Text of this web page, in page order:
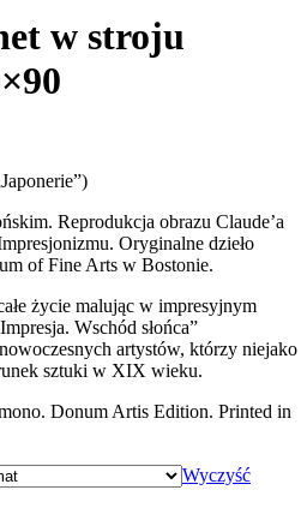
w stroju
Reprodukcja obrazu Claude’a
Oryginalne dzieło
of Fine Arts w Bostonie.
życie malując w impresyjnym
Wschód słońca”
artystów, którzy niejako
sztuki w XIX wieku.
Donum Artis Edition. Printed in
Wyczyść